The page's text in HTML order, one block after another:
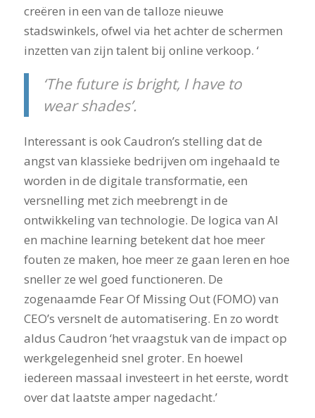
creëren in een van de talloze nieuwe
stadswinkels, ofwel via het achter de schermen
inzetten van zijn talent bij online verkoop. ‘
‘The future is bright, I have to
wear shades’.
Interessant is ook Caudron’s stelling dat de
angst van klassieke bedrijven om ingehaald te
worden in de digitale transformatie, een
versnelling met zich meebrengt in de
ontwikkeling van technologie. De logica van AI
en machine learning betekent dat hoe meer
fouten ze maken, hoe meer ze gaan leren en hoe
sneller ze wel goed functioneren. De
zogenaamde Fear Of Missing Out (FOMO) van
CEO’s versnelt de automatisering. En zo wordt
aldus Caudron ‘het vraagstuk van de impact op
werkgelegenheid snel groter. En hoewel
iedereen massaal investeert in het eerste, wordt
over dat laatste amper nagedacht.’